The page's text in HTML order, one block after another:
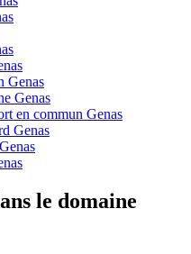
Genas
Genas
en commun Genas
Genas
le domaine